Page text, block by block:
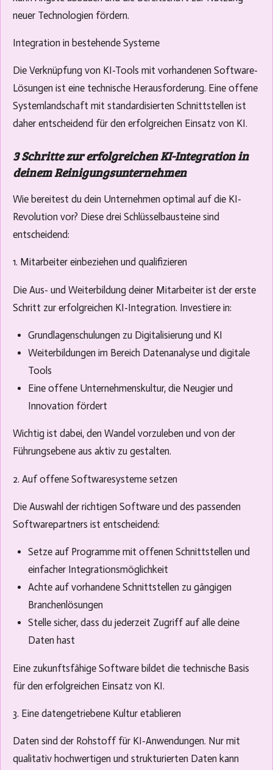
neuer Technologien fördern.
Integration in bestehende Systeme
Die Verknüpfung von KI-Tools mit vorhandenen Software-
Lösungen ist eine technische Herausforderung. Eine offene
Systemlandschaft mit standardisierten Schnittstellen ist
daher entscheidend für den erfolgreichen Einsatz von KI.
3 Schritte zur erfolgreichen KI-Integration in
deinem Reinigungsunternehmen
Wie bereitest du dein Unternehmen optimal auf die KI-
Revolution vor? Diese drei Schlüsselbausteine sind
entscheidend:
1. Mitarbeiter einbeziehen und qualifizieren
Die Aus- und Weiterbildung deiner Mitarbeiter ist der erste
Schritt zur erfolgreichen KI-Integration. Investiere in:
Grundlagenschulungen zu Digitalisierung und KI
Weiterbildungen im Bereich Datenanalyse und digitale
Tools
Eine offene Unternehmenskultur, die Neugier und
Innovation fördert
Wichtig ist dabei, den Wandel vorzuleben und von der
Führungsebene aus aktiv zu gestalten.
2. Auf offene Softwaresysteme setzen
Die Auswahl der richtigen Software und des passenden
Softwarepartners ist entscheidend:
Setze auf Programme mit offenen Schnittstellen und
einfacher Integrationsmöglichkeit
Achte auf vorhandene Schnittstellen zu gängigen
Branchenlösungen
Stelle sicher, dass du jederzeit Zugriff auf alle deine
Daten hast
Eine zukunftsfähige Software bildet die technische Basis
für den erfolgreichen Einsatz von KI.
3. Eine datengetriebene Kultur etablieren
Daten sind der Rohstoff für KI-Anwendungen. Nur mit
qualitativ hochwertigen und strukturierten Daten kann